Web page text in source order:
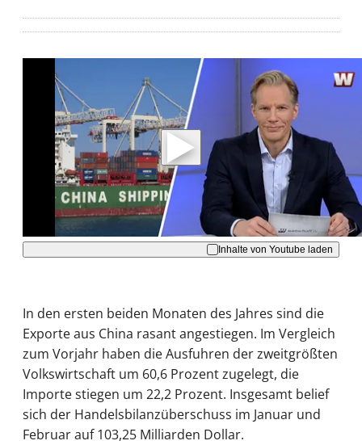
Mit der Wiedergabe dieses Videos werden
Daten an Youtube übertragen.
Hinweise dazu erhalten Sie in derDatenschutzerklärung
Akzeptieren
Inhalte von Youtube laden
In den ersten beiden Monaten des Jahres sind die
Exporte aus China rasant angestiegen. Im Vergleich
zum Vorjahr haben die Ausfuhren der zweitgrößten
Volkswirtschaft um 60,6 Prozent zugelegt, die
Importe stiegen um 22,2 Prozent. Insgesamt belief
sich der Handelsbilanzüberschuss im Januar und
Februar auf 103,25 Milliarden Dollar.